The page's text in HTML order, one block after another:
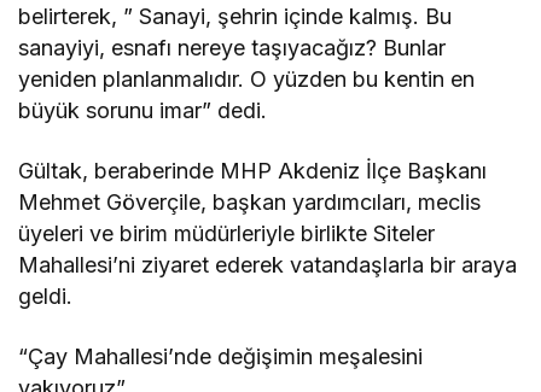
belirterek, ” Sanayi, şehrin içinde kalmış. Bu
sanayiyi, esnafı nereye taşıyacağız? Bunlar
yeniden planlanmalıdır. O yüzden bu kentin en
büyük sorunu imar” dedi.
Gültak, beraberinde MHP Akdeniz İlçe Başkanı
Mehmet Göverçile, başkan yardımcıları, meclis
üyeleri ve birim müdürleriyle birlikte Siteler
Mahallesi’ni ziyaret ederek vatandaşlarla bir araya
geldi.
“Çay Mahallesi’nde değişimin meşalesini